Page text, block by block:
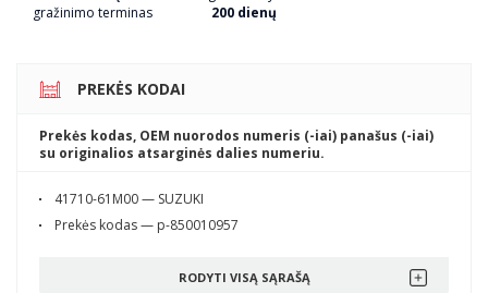
gražinimo terminas
200 dienų
PREKĖS KODAI
Prekės kodas, OEM nuorodos numeris (-iai) panašus (-iai)
su originalios atsarginės dalies numeriu.
41710-61M00 — SUZUKI
Prekės kodas — p-850010957
RODYTI VISĄ SĄRAŠĄ